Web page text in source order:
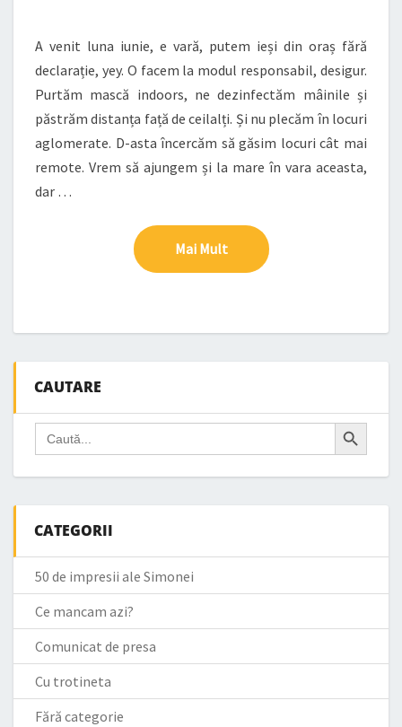
A venit luna iunie, e vară, putem ieși din oraș fără
declarație, yey. O facem la modul responsabil, desigur.
Purtăm mască indoors, ne dezinfectăm mâinile și
păstrăm distanța față de ceilalți. Și nu plecăm în locuri
aglomerate. D-asta încercăm să găsim locuri cât mai
remote. Vrem să ajungem și la mare în vara aceasta,
dar …
Mai MultMai Mult
CAUTARE
Search
for:
Search Button
CATEGORII
50 de impresii ale Simonei
Ce mancam azi?
Comunicat de presa
Cu trotineta
Fără categorie